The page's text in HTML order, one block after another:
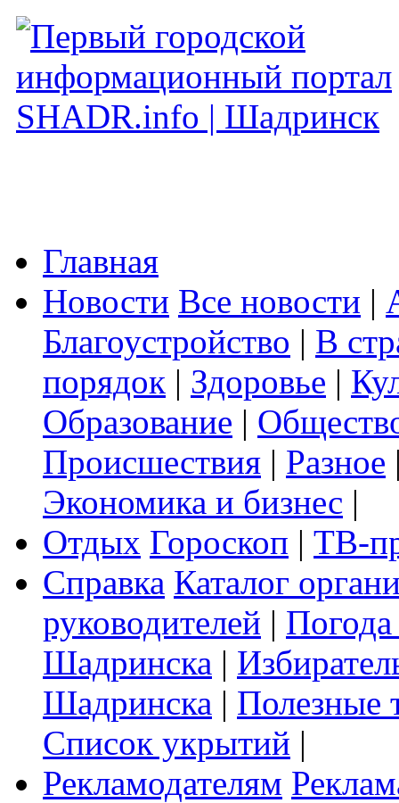
Главная
Новости Все новости |
Благоустройство | В
порядок | Здоровье |
Образование |
Происшествия | Разное
Экономика и бизнес |
Отдых Гороскоп | ТВ-
Справка Каталог
руководителей |
Шадринска |
Шадринска | Полезные
Список укрытий |
Рекламодателям